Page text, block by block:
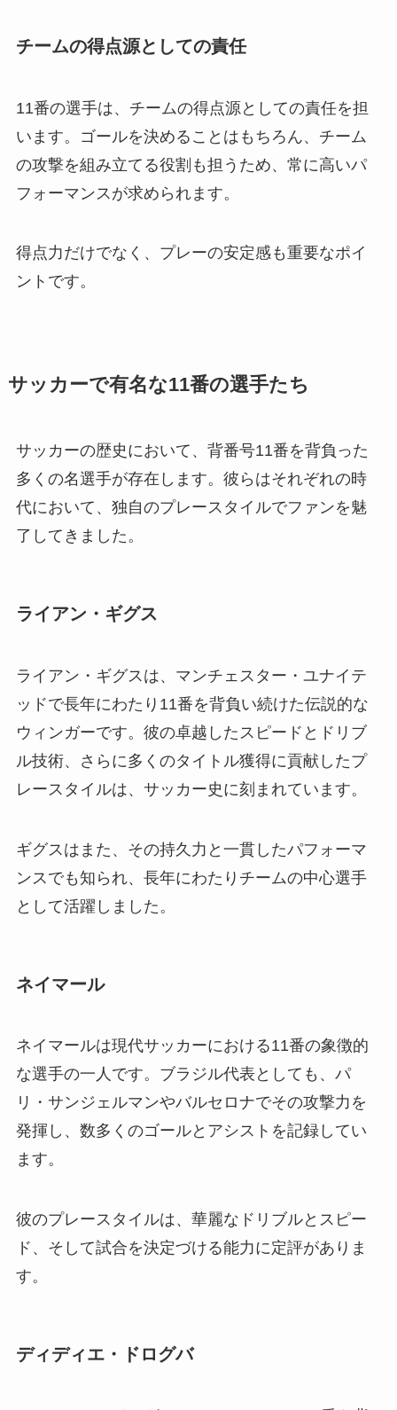
チームの得点源としての責任
11番の選手は、チームの得点源としての責任を担
います。ゴールを決めることはもちろん、チーム
の攻撃を組み立てる役割も担うため、常に高いパ
フォーマンスが求められます。
得点力だけでなく、プレーの安定感も重要なポイ
ントです。
サッカーで有名な11番の選手たち
サッカーの歴史において、背番号11番を背負った
多くの名選手が存在します。彼らはそれぞれの時
代において、独自のプレースタイルでファンを魅
了してきました。
ライアン・ギグス
ライアン・ギグスは、マンチェスター・ユナイテ
ッドで長年にわたり11番を背負い続けた伝説的な
ウィンガーです。彼の卓越したスピードとドリブ
ル技術、さらに多くのタイトル獲得に貢献したプ
レースタイルは、サッカー史に刻まれています。
ギグスはまた、その持久力と一貫したパフォーマ
ンスでも知られ、長年にわたりチームの中心選手
として活躍しました。
ネイマール
ネイマールは現代サッカーにおける11番の象徴的
な選手の一人です。ブラジル代表としても、パ
リ・サンジェルマンやバルセロナでその攻撃力を
発揮し、数多くのゴールとアシストを記録してい
ます。
彼のプレースタイルは、華麗なドリブルとスピー
ド、そして試合を決定づける能力に定評がありま
す。
ディディエ・ドログバ